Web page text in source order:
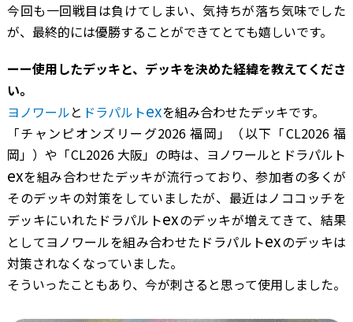
今回も一回戦目は負けてしまい、気持ちが落ち気味でした
が、最終的には優勝することができてとても嬉しいです。
ーー使用したデッキと、デッキを決めた経緯を教えてくださ
い。
ヨノワールと ドラパルトexを組み合わせたデッキです。
「チャンピオンズリーグ2026 福岡」（以下「CL2026 福
岡」）や「CL2026 大阪」の時は、ヨノワールとドラパルト
exを組み合わせたデッキが流行っており、参加者の多くが
そのデッキの対策をしていましたが、最近はノココッチを
デッキにいれたドラパルトexのデッキが増えてきて、結果
としてヨノワールを組み合わせたドラパルトexのデッキは
対策されなくなっていました。
そういったこともあり、今が刺さると思って使用しました。